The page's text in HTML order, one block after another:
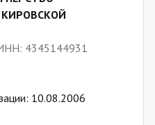
КИРОВСКОЙ
4345144931
10.08.2006